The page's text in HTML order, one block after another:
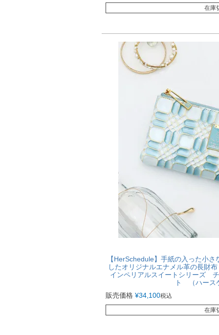
在庫
【HerSchedule】手紙の入った小
したオリジナルエナメル革の長財
インペリアルスイートシリーズ
ト （ハース
販売価格 ¥34,100税込
在庫